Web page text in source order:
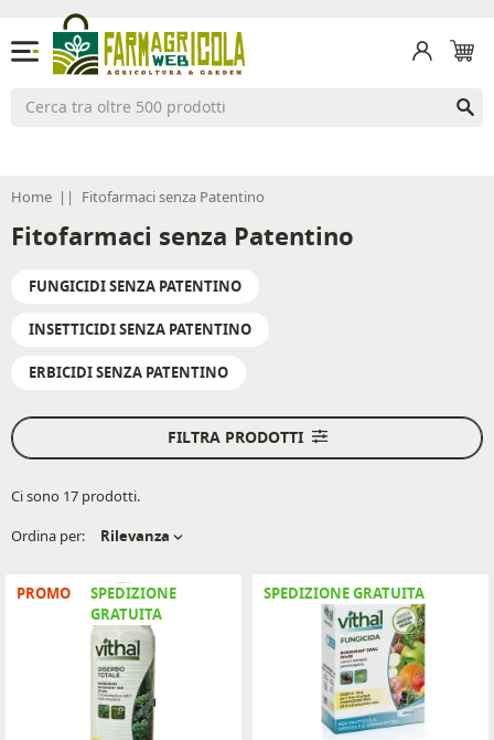
Menu
Home Fitofarmaci senza Patentino
Fitofarmaci senza Patentino
FUNGICIDI SENZA PATENTINO
INSETTICIDI SENZA PATENTINO
ERBICIDI SENZA PATENTINO
FILTRA PRODOTTI
Ci sono 17 prodotti.
Ordina per:
Rilevanza
PROMO
SPEDIZIONE
GRATUITA
SPEDIZIONE GRATUITA